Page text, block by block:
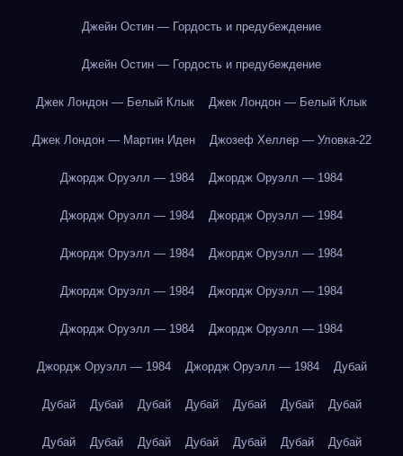
Джейн Остин — Гордость и предубеждение
Джейн Остин — Гордость и предубеждение
Джек Лондон — Белый Клык Джек Лондон — Белый Клык
Джек Лондон — Мартин Иден Джозеф Хеллер — Уловка-22
Джордж Оруэлл — 1984 Джордж Оруэлл — 1984
Джордж Оруэлл — 1984 Джордж Оруэлл — 1984
Джордж Оруэлл — 1984 Джордж Оруэлл — 1984
Джордж Оруэлл — 1984 Джордж Оруэлл — 1984
Джордж Оруэлл — 1984 Джордж Оруэлл — 1984
Джордж Оруэлл — 1984 Джордж Оруэлл — 1984 Дубай
Дубай Дубай Дубай Дубай Дубай Дубай Дубай
Дубай Дубай Дубай Дубай Дубай Дубай Дубай